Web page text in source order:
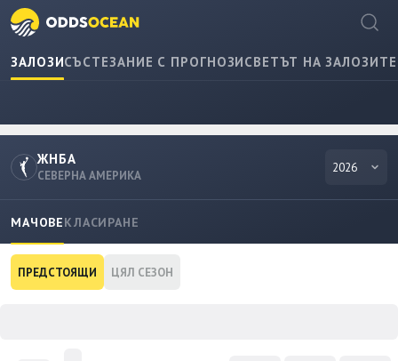
ЗАЛОЗИСЪСТЕЗАНИЕ С ПРОГНОЗИСВЕТЪТ НА ЗАЛОЗИТЕ
ЖНБА
СЕВЕРНА АМЕРИКА
2026
МАЧОВЕКЛАСИРАНЕ
ПРЕДСТОЯЩИ ЦЯЛ СЕЗОН